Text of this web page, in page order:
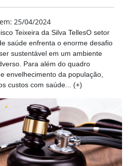
25/04/2024
Teixeira da Silva TellesO setor
saúde enfrenta o enorme desafio
sustentável em um ambiente
Para além do quadro
envelhecimento da população,
custos com saúde... (+)